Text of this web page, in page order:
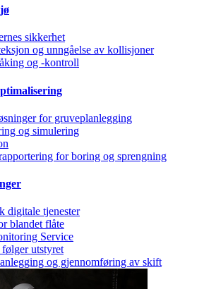
sikkerhet
og unngåelse av kollisjoner
og -kontroll
for gruveplanlegging
og simulering
for boring og sprengning
digitale tjenester
blandet flåte
Service
utstyret
og gjennomføring av skift